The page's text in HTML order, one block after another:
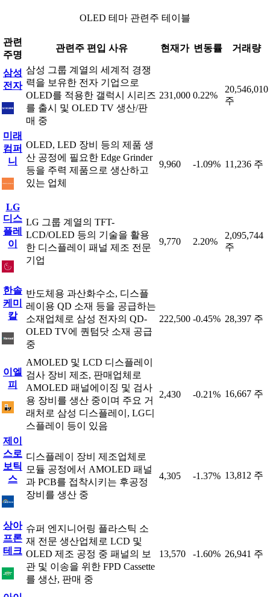
OLED 테마 관련주 테이블
관련
주명
관련주 편입 사유 현재가 변동률 거래량
삼성
전자
삼성 그룹 계열의 세계적 경쟁
력을 보유한 전자 기업으로
OLED를 적용한 갤럭시 시리즈
를 출시 및 OLED TV 생산/판
매 중
231,000 0.22%
20,546,010
주
미래
컴퍼
니
OLED, LED 장비 등의 제품 생
산 공정에 필요한 Edge Grinder
등을 주력 제품으로 생산하고
있는 업체
9,960 -1.09% 11,236 주
LG
디스
플레
이
LG 그룹 계열의 TFT-
LCD/OLED 등의 기술을 활용
한 디스플레이 패널 제조 전문
기업
9,770 2.20%
2,095,744
주
한솔
케미
칼
반도체용 과산화수소, 디스플
레이용 QD 소재 등을 공급하는
소재업체로 삼성 전자의 QD-
OLED TV에 퀀텀닷 소재 공급
중
222,500 -0.45% 28,397 주
이엘
피
AMOLED 및 LCD 디스플레이
검사 장비 제조, 판매업체로
AMOLED 패널에이징 및 검사
용 장비를 생산 중이며 주요 거
래처로 삼성 디스플레이, LG디
스플레이 등이 있음
2,430 -0.21% 16,667 주
제이
스로
보틱
스
디스플레이 장비 제조업체로
모듈 공정에서 AMOLED 패널
과 PCB를 접착시키는 후공정
장비를 생산 중
4,305 -1.37% 13,812 주
상아
프론
테크
슈퍼 엔지니어링 플라스틱 소
재 전문 생산업체로 LCD 및
OLED 제조 공정 중 패널의 보
관 및 이송을 위한 FPD Cassette
를 생산, 판매 중
13,570 -1.60% 26,941 주